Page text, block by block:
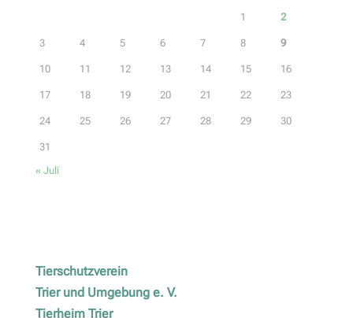
1 2
3 4 5 6 7 8 9
10 11 12 13 14 15 16
17 18 19 20 21 22 23
24 25 26 27 28 29 30
31
« Juli
Tierschutzverein
Trier und Umgebung e. V.
Tierheim Trier